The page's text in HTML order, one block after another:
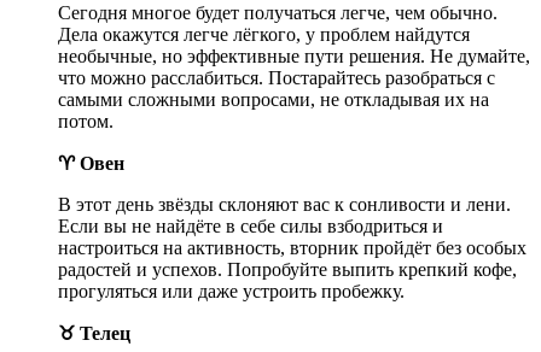
Сегодня многое будет получаться легче, чем обычно.
Дела окажутся легче лёгкого, у проблем найдутся
необычные, но эффективные пути решения. Не думайте,
что можно расслабиться. Постарайтесь разобраться с
самыми сложными вопросами, не откладывая их на
потом.
♈ Овен
В этот день звёзды склоняют вас к сонливости и лени.
Если вы не найдёте в себе силы взбодриться и
настроиться на активность, вторник пройдёт без особых
радостей и успехов. Попробуйте выпить крепкий кофе,
прогуляться или даже устроить пробежку.
♉ Телец